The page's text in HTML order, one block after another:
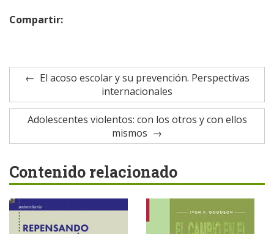
Compartir:
El acoso escolar y su prevención. Perspectivas
internacionales
Adolescentes violentos: con los otros y con ellos
mismos
Contenido relacionado